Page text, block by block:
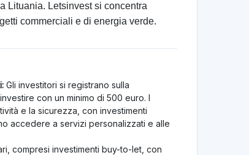
Lituania. Letsinvest si concentra
commerciali e di energia verde.
Gli investitori si registrano sulla
con un minimo di 500 euro. I
e la sicurezza, con investimenti
accedere a servizi personalizzati e alle
compresi investimenti buy-to-let, con